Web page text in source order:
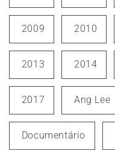
2009 2010
2013 2014
2017 Ang Lee
Documentário